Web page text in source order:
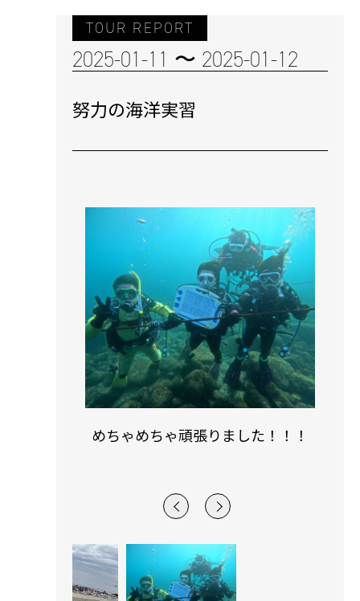
TOUR REPORT
2025-01-11 〜 2025-01-12
努力の海洋実習
ゃめちゃ頑張りました！！！
ルナティです！！！